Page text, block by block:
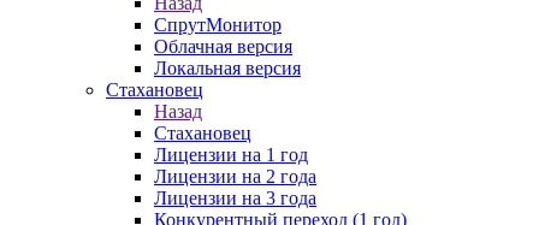
СпрутМонитор
Облачная версия
Локальная версия
Стахановец
Назад
Стахановец
Лицензии на 1 год
Лицензии на 2 года
Лицензии на 3 года
Конкурентный переход (1 год)